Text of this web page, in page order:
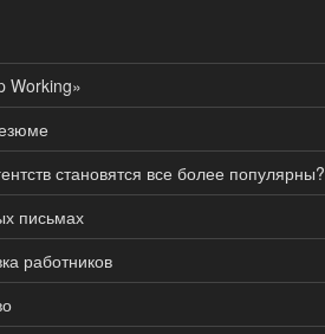
Working»
становятся все более популярны?
письмах
работников